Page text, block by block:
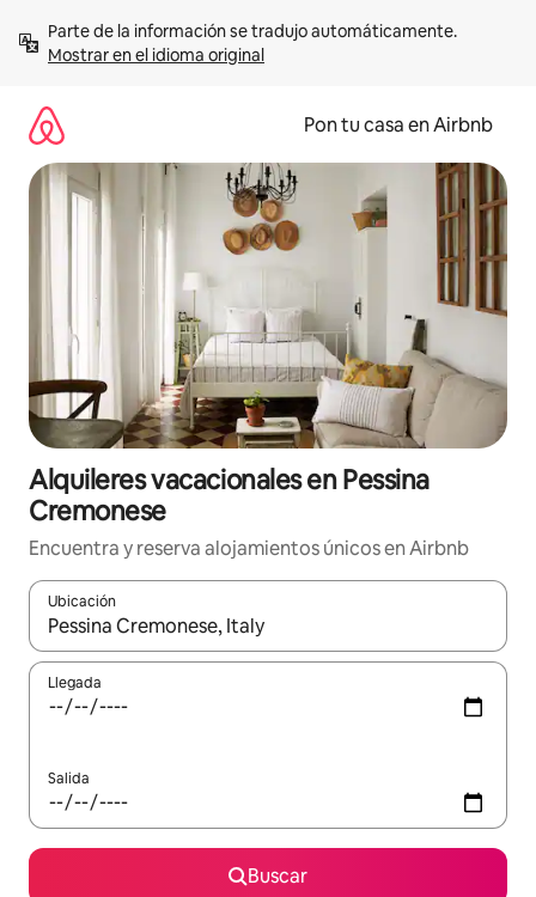
contenidoMostrar en el idioma original
Pon tu casa en Airbnb
Alquileres vacacionales en Pessina
Cremonese
Encuentra y reserva alojamientos únicos en Airbnb
Ubicación
Cuando los resultados estén disponibles, navega con las
Llegada
Salida
Buscar